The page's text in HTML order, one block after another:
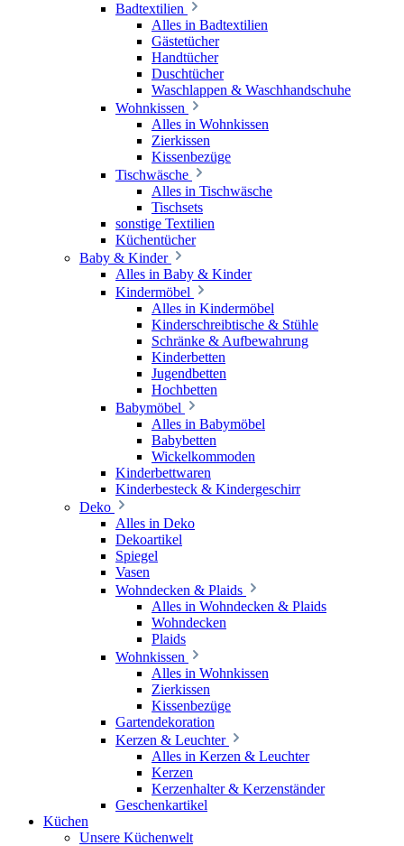
Badtextilien
Alles in Badtextilien
Gästetücher
Handtücher
Duschtücher
Waschlappen & Waschhandschuhe
Wohnkissen
Alles in Wohnkissen
Zierkissen
Kissenbezüge
Tischwäsche
Alles in Tischwäsche
Tischsets
sonstige Textilien
Küchentücher
Baby & Kinder
Alles in Baby & Kinder
Kindermöbel
Alles in Kindermöbel
Kinderschreibtische & Stühle
Schränke & Aufbewahrung
Kinderbetten
Jugendbetten
Hochbetten
Babymöbel
Alles in Babymöbel
Babybetten
Wickelkommoden
Kinderbettwaren
Kinderbesteck & Kindergeschirr
Deko
Alles in Deko
Dekoartikel
Spiegel
Vasen
Wohndecken & Plaids
Alles in Wohndecken & Plaids
Wohndecken
Plaids
Wohnkissen
Alles in Wohnkissen
Zierkissen
Kissenbezüge
Gartendekoration
Kerzen & Leuchter
Alles in Kerzen & Leuchter
Kerzen
Kerzenhalter & Kerzenständer
Geschenkartikel
Küchen
Unsere Küchenwelt